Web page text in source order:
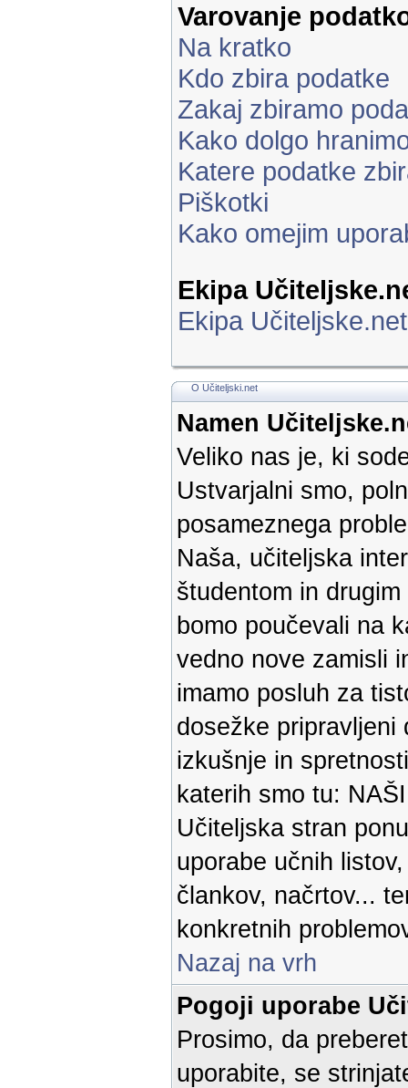
Varovanje
Na kratko
Kdo zbira podatke
Zakaj zbiramo
Kako dolgo
Katere podatke
Piškotki
Kako omejim
Ekipa
Ekipa Učiteljske.net
O Učiteljski.net
Namen
Veliko nas je, ki
Ustvarjalni smo,
posameznega
Naša, učiteljska
študentom in
bomo poučevali na
vedno nove zamisli
imamo posluh za
dosežke pripravljeni
izkušnje in
katerih smo tu:
Učiteljska stran
uporabe učnih
člankov, načrtov...
konkretnih
Nazaj na vrh
Pogoji uporabe
Prosimo, da
uporabite, se